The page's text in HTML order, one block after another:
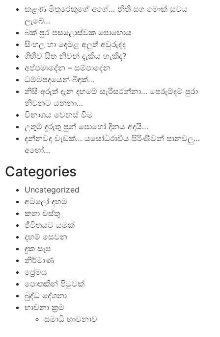
කළණ මිතුරෙකුගේ අගේ… නිති සග මොක් සුවය
ලැබේ…
බක් පුර පසළොස්වක පොහොය
සිංහල හා දෙමළ අලුත් අවුරුද්ද
ගිහිව සිත නිවන් දැකිය හැකිද?
අප්පමාදේන – සම්පාදේන
ධම්මපදයෙන් බිඳක්…
නිසි අරුත් දැන දහමේ සැරිසරන්නා… පෙරුම්දම් පුරා
නිවනට යන්නා…
විනාශය වෙනස් වීම
උතුම් දුරුතු පුන් පොහෝ දිනය අදයි…
දන්නවද වැඩක්… යසෝධරාවිය පිරිණිවන් පානවලු…
අහෝ…
Categories
Uncategorized
අටලෝ දහම
කතා වස්තු
ජීවිතයට යමක්
දහම් සෙවන
දුක සැප
නිර්මාණ
ප්‍රේමය
පොතකින් පිටුවක්
බුද්ධ දේශනා
භාවනා ක්‍රම
සමාධි භාවනාව